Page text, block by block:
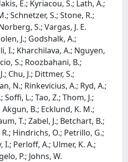
E.; Kyriacou, S.; Lath, A.;
Schnetzer, S.; Stone, R.;
S.; Vargas, J. E.
J.; Godshalk, A.;
I.; Kharchilava, A.; Nguyen,
S.; Roozbahani, B.;
Chu, J.; Dittmer, S.;
N.; Rinkevicius, A.; Ryd, A.;
L.; Tao, Z.; Thom, J.;
Akgun, B.; Ecklund, K. M.;
T.; Zabel, J.; Betchart, B.;
Hindrichs, O.; Petrillo, G.;
I.; Perloff, A.; Ulmer, K. A.;
P.; Johns, W.